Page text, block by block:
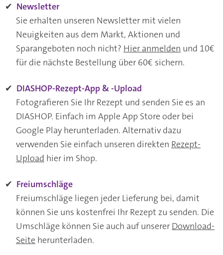
✔ Newsletter
Sie erhalten unseren Newsletter mit vielen
Neuigkeiten aus dem Markt, Aktionen und
Sparangeboten noch nicht? Hier anmelden und 10€
für die nächste Bestellung über 60€ sichern.
✔ DIASHOP-Rezept-App & -Upload
Fotografieren Sie Ihr Rezept und senden Sie es an
DIASHOP. Einfach im Apple App Store oder bei
Google Play herunterladen. Alternativ dazu
verwenden Sie einfach unseren direkten Rezept-
Upload hier im Shop.
✔ Freiumschläge
Freiumschläge liegen jeder Lieferung bei, damit
können Sie uns kostenfrei Ihr Rezept zu senden. Die
Umschläge können Sie auch auf unserer Download-
Seite herunterladen.